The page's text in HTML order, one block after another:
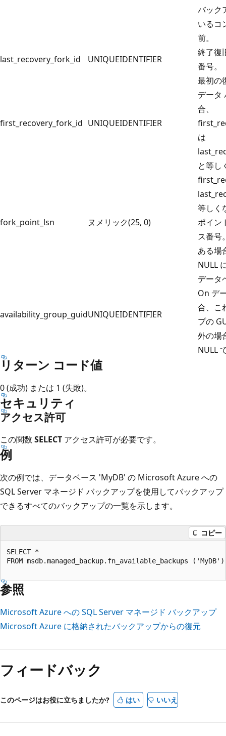
バック
いるコ
前。
last_recovery_fork_id
UNIQUEIDENTIFIER
終了復
番号。
first_recovery_fork_id UNIQUEIDENTIFIER
最初の
データ
合、
は
と等し
fork_point_lsn ヌメリック(25, 0)
等しく
ポイン
ス番号
ある場
NULL
availability_group_guidUNIQUEIDENTIFIER
データ
On デ
合、こ
プの
外の場
NULL
リターン コード値
0 (成功) または 1 (失敗)。
セキュリティ
アクセス許可
この関数 SELECT アクセス許可が必要です。
例
次の例では、データベース 'MyDB' の Microsoft Azure への
SQL Server マネージド バックアップを使用してバックアップ
できるすべてのバックアップの一覧を示します。
コピー
SELECT *
FROM msdb.managed_backup.fn_available_backups
参照
Microsoft Azure への SQL Server マネージド バックアップ
Microsoft Azure に格納されたバックアップからの復元
フィードバック
このページはお役に立ちましたか? はい いいえ